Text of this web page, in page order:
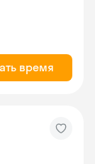
время